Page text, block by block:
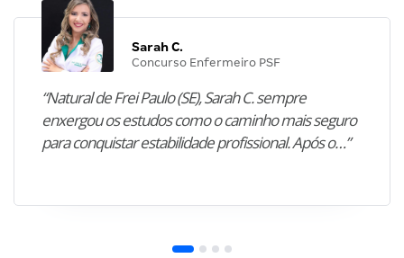
Sarah C.
Concurso Enfermeiro PSF
“Natural de Frei Paulo (SE), Sarah C. sempre
enxergou os estudos como o caminho mais seguro
para conquistar estabilidade profissional. Após o…”